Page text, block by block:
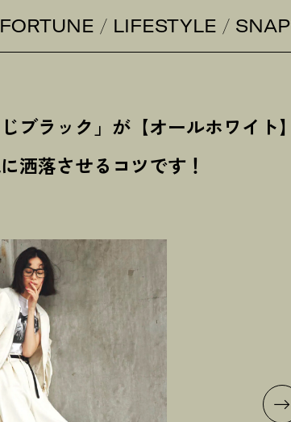
FORTUNE LIFESTYLE SNAP
ブラック」が【オールホワイト】
洒落させるコツです！